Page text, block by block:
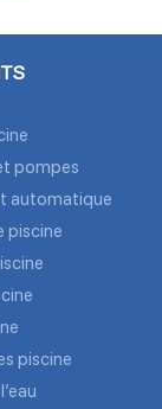
pompes
automatique
piscine
piscine